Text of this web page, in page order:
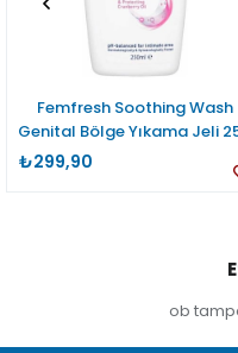
Femfresh Soothing Wash
Genital Bölge Yıkama Jeli
₺299,90
ob